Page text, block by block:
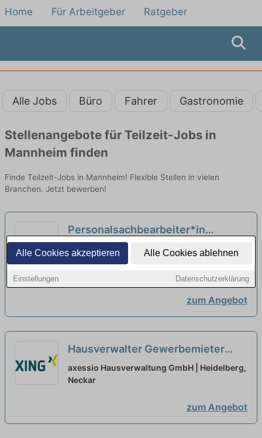
Alle Cookies akzeptieren Alle Cookies ablehnen
Einstellungen Datenschutzerklärung
Home Für Arbeitgeber Ratgeber
Alle Jobs Büro Fahrer Gastronomie
Stellenangebote für Teilzeit-Jobs in
Mannheim finden
Finde Teilzeit-Jobs in Mannheim! Flexible Stellen in vielen
Branchen. Jetzt bewerben!
Personalsachbearbeiter*in
(m/w/d) in Voll- oder Teilzeit
(Elternzeitvertretung)
Max-Planck-Institut für ausländisches
öffentliches Recht und Völkerrecht |
zum Angebot
Hausverwalter Gewerbemieter
Teilzeit/Vollzeit (m/w/d) neu
axessio Hausverwaltung GmbH | Heidelberg,
Neckar
zum Angebot